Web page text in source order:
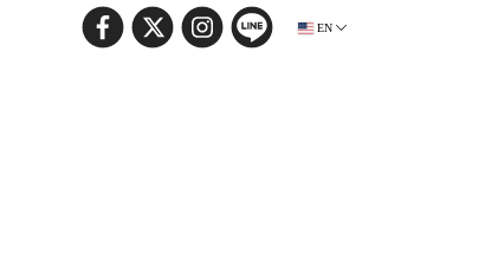
EN